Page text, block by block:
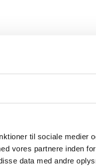
til sociale medier
vores partnere inden
data med andre
og de fremadrettede
betydning.